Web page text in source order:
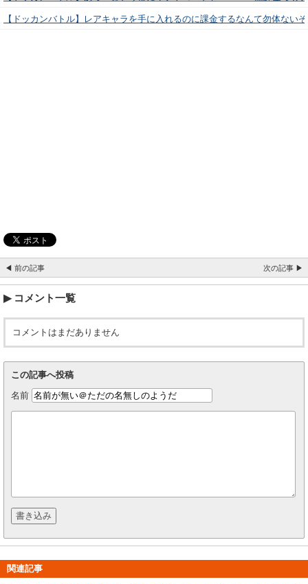
【ドッカンバトル】レアキャラを手に入れるのに課金するなんて勿体ない
◀ 前の記事 次の記事 ▶
コメント一覧
コメントはまだありません
この記事へ投稿
名前
関連記事